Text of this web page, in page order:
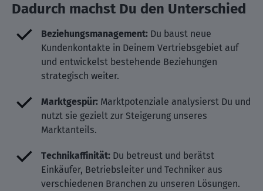
Dadurch machst Du den Unterschied
Beziehungsmanagement: Du baust neue
Kundenkontakte in Deinem Vertriebsgebiet auf
und entwickelst bestehende Beziehungen
strategisch weiter.
Marktgespür: Marktpotenziale analysierst Du und
nutzt sie gezielt zur Steigerung unseres
Marktanteils.
Technikaffinität: Du betreust und berätst
Einkäufer, Betriebsleiter und Techniker aus
verschiedenen Branchen zu unseren Lösungen.